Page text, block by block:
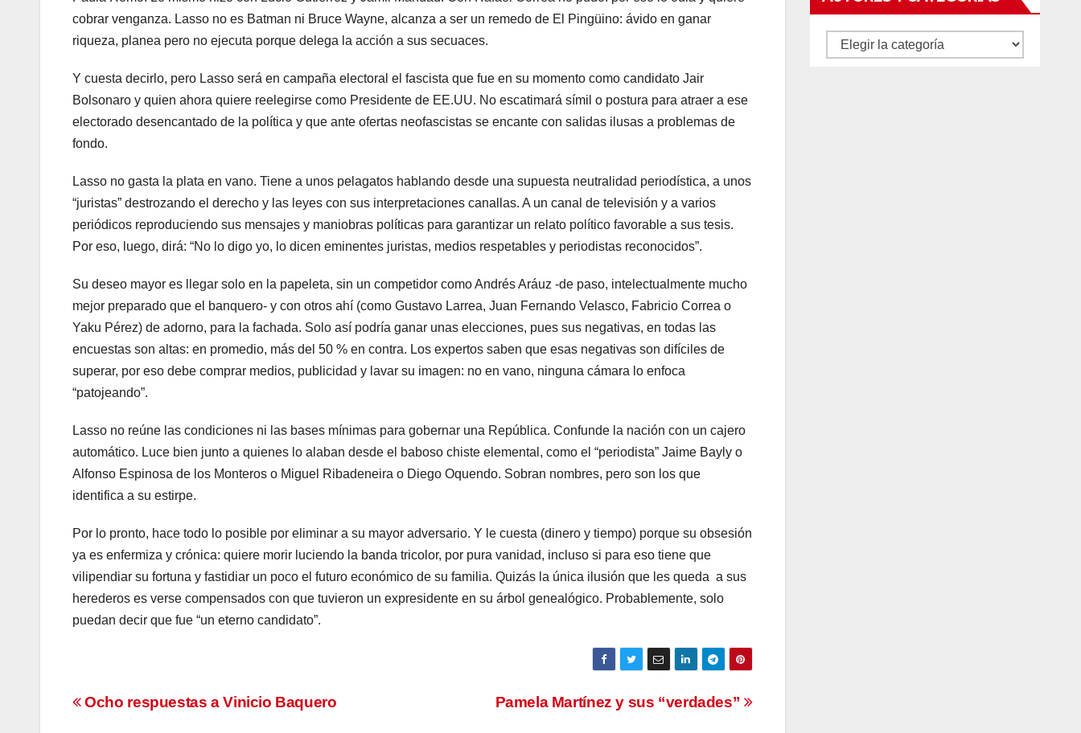
cobrar venganza. Lasso no es Batman ni Bruce Wayne, alcanza a ser un remedo de El Pingüino: ávido en ganar
riqueza, planea pero no ejecuta porque delega la acción a sus secuaces.
Y cuesta decirlo, pero Lasso será en campaña electoral el fascista que fue en su momento como candidato Jair
Bolsonaro y quien ahora quiere reelegirse como Presidente de EE.UU. No escatimará símil o postura para atraer a ese
electorado desencantado de la política y que ante ofertas neofascistas se encante con salidas ilusas a problemas de
fondo.
Lasso no gasta la plata en vano. Tiene a unos pelagatos hablando desde una supuesta neutralidad periodística, a unos
“juristas” destrozando el derecho y las leyes con sus interpretaciones canallas. A un canal de televisión y a varios
periódicos reproduciendo sus mensajes y maniobras políticas para garantizar un relato político favorable a sus tesis.
Por eso, luego, dirá: “No lo digo yo, lo dicen eminentes juristas, medios respetables y periodistas reconocidos”.
Su deseo mayor es llegar solo en la papeleta, sin un competidor como Andrés Aráuz -de paso, intelectualmente mucho
mejor preparado que el banquero- y con otros ahí (como Gustavo Larrea, Juan Fernando Velasco, Fabricio Correa o
Yaku Pérez) de adorno, para la fachada. Solo así podría ganar unas elecciones, pues sus negativas, en todas las
encuestas son altas: en promedio, más del 50 % en contra. Los expertos saben que esas negativas son difíciles de
superar, por eso debe comprar medios, publicidad y lavar su imagen: no en vano, ninguna cámara lo enfoca
“patojeando”.
Lasso no reúne las condiciones ni las bases mínimas para gobernar una República. Confunde la nación con un cajero
automático. Luce bien junto a quienes lo alaban desde el baboso chiste elemental, como el “periodista” Jaime Bayly o
Alfonso Espinosa de los Monteros o Miguel Ribadeneira o Diego Oquendo. Sobran nombres, pero son los que
identifica a su estirpe.
Por lo pronto, hace todo lo posible por eliminar a su mayor adversario. Y le cuesta (dinero y tiempo) porque su obsesión
ya es enfermiza y crónica: quiere morir luciendo la banda tricolor, por pura vanidad, incluso si para eso tiene que
vilipendiar su fortuna y fastidiar un poco el futuro económico de su familia. Quizás la única ilusión que les queda a sus
herederos es verse compensados con que tuvieron un expresidente en su árbol genealógico. Probablemente, solo
puedan decir que fue “un eterno candidato”.
Navegación
Pamela Martínez y sus “verdades”
Ocho respuestas a Vinicio Baquero
Autores